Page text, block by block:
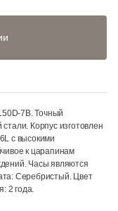
7B. Точный
Корпус изготовлен
с высокими
к царапинам
Часы являются
Серебристый. Цвет
2 года.